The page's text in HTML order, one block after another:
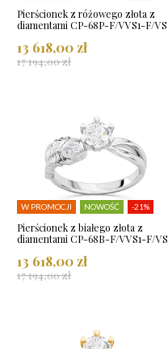
Pierścionek z różowego złota z
diamentami CP-68P-F/VVS1-F/VS
13 618,00 zł
17 194,00 zł
W PROMOCJI NOWOŚĆ -21%
Pierścionek z białego złota z
diamentami CP-68B-F/VVS1-F/VS
13 618,00 zł
17 194,00 zł